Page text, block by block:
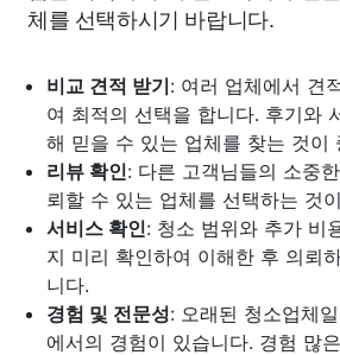
체를 선택하시기 바랍니다.
비교 견적 받기: 여러 업체에서 견
여 최적의 선택을 합니다. 후기와
해 믿을 수 있는 업체를 찾는 것이
리뷰 확인: 다른 고객님들의 소중
뢰할 수 있는 업체를 선택하는 것
서비스 확인: 청소 범위와 추가 비
지 미리 확인하여 이해한 후 의뢰
니다.
경험 및 전문성: 오래된 청소업체
에서의 경험이 있습니다. 경험 많